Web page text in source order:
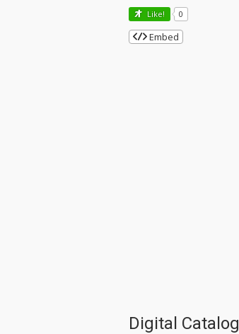
Like! 0
Embed
Digital Catalog